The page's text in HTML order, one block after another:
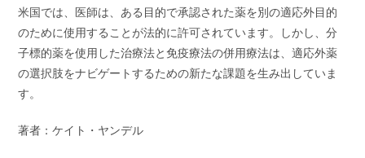
米国では、医師は、ある目的で承認された薬を別の適応外目的
のために使用することが法的に許可されています。しかし、分
子標的薬を使用した治療法と免疫療法の併用療法は、適応外薬
の選択肢をナビゲートするための新たな課題を生み出していま
す。
著者：ケイト・ヤンデル